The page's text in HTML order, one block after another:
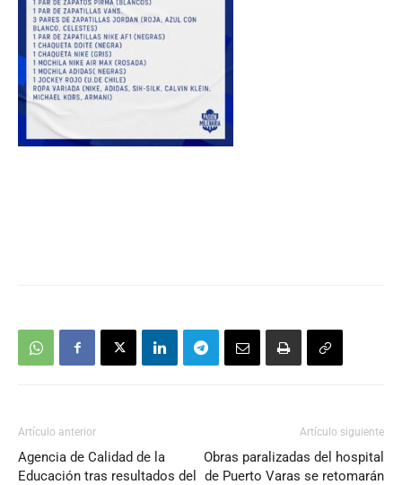
Artículo anterior
Agencia de Calidad de la
Educación tras resultados del
Artículo siguiente
Obras paralizadas del hospital
de Puerto Varas se retomarán